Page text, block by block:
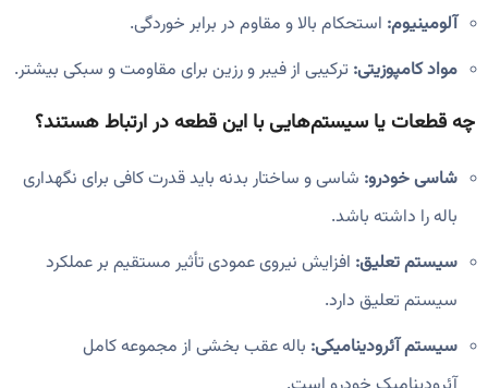
آلومینیوم: استحکام بالا و مقاوم در برابر خوردگی.
مواد کامپوزیتی: ترکیبی از فیبر و رزین برای مقاومت و سبکی بیشتر.
چه قطعات یا سیستم‌هایی با این قطعه در ارتباط هستند؟
شاسی خودرو: شاسی و ساختار بدنه باید قدرت کافی برای نگهداری
باله را داشته باشد.
سیستم تعلیق: افزایش نیروی عمودی تأثیر مستقیم بر عملکرد
سیستم تعلیق دارد.
سیستم آئرودینامیکی: باله عقب بخشی از مجموعه کامل